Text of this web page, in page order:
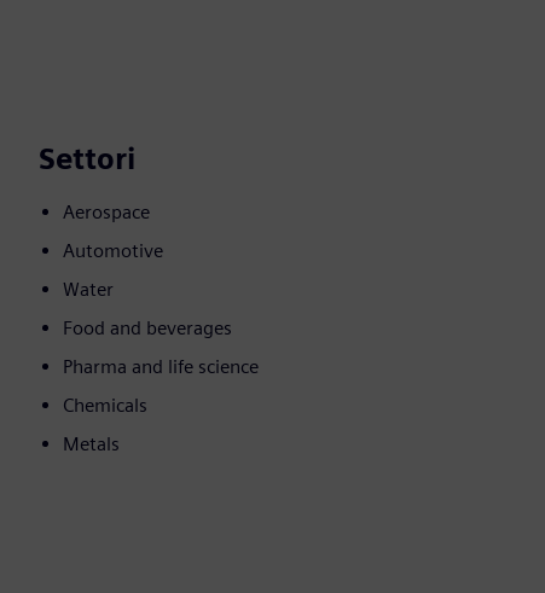
Settori
Aerospace
Automotive
Water
Food and beverages
Pharma and life science
Chemicals
Metals